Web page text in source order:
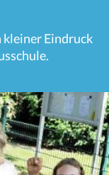
kleiner Eindruck